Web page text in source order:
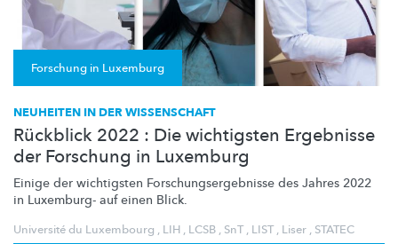
Forschung in Luxemburg
NEUHEITEN IN DER WISSENSCHAFT
Rückblick 2022 : Die wichtigsten Ergebnisse
der Forschung in Luxemburg
Einige der wichtigsten Forschungsergebnisse des Jahres 2022
in Luxemburg- auf einen Blick.
Université du Luxembourg , LIH , LCSB , SnT, LIST, Liser , STATEC